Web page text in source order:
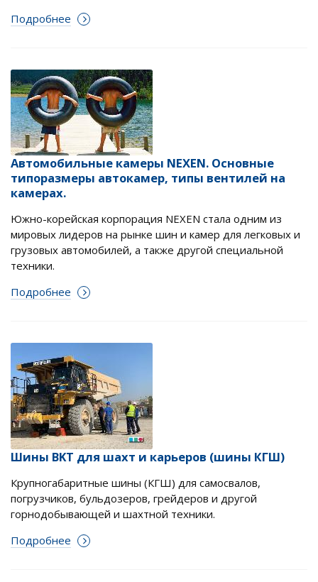
Подробнее
Автомобильные камеры NEXEN. Основные
типоразмеры автокамер, типы вентилей на
камерах.
Южно-корейская корпорация NEXEN стала одним из
мировых лидеров на рынке шин и камер для легковых и
грузовых автомобилей, а также другой специальной
техники.
Подробнее
Шины BKT для шахт и карьеров (шины КГШ)
Крупногабаритные шины (КГШ) для самосвалов,
погрузчиков, бульдозеров, грейдеров и другой
горнодобывающей и шахтной техники.
Подробнее